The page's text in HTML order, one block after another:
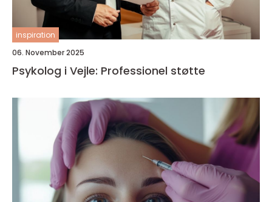
inspiration
06. November 2025
Psykolog i Vejle: Professionel støtte